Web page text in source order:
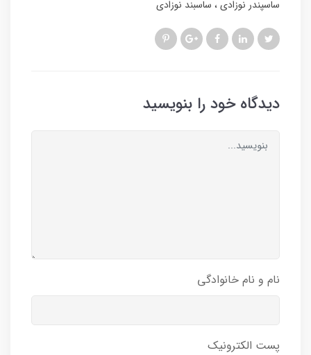
ساسپندر نوزادی ساسبند نوزادی
دیدگاه خود را بنویسید
نام و نام خانوادگی
پست الکترونیک